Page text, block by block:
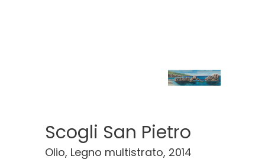
Scogli San Pietro
Olio, Legno multistrato, 2014